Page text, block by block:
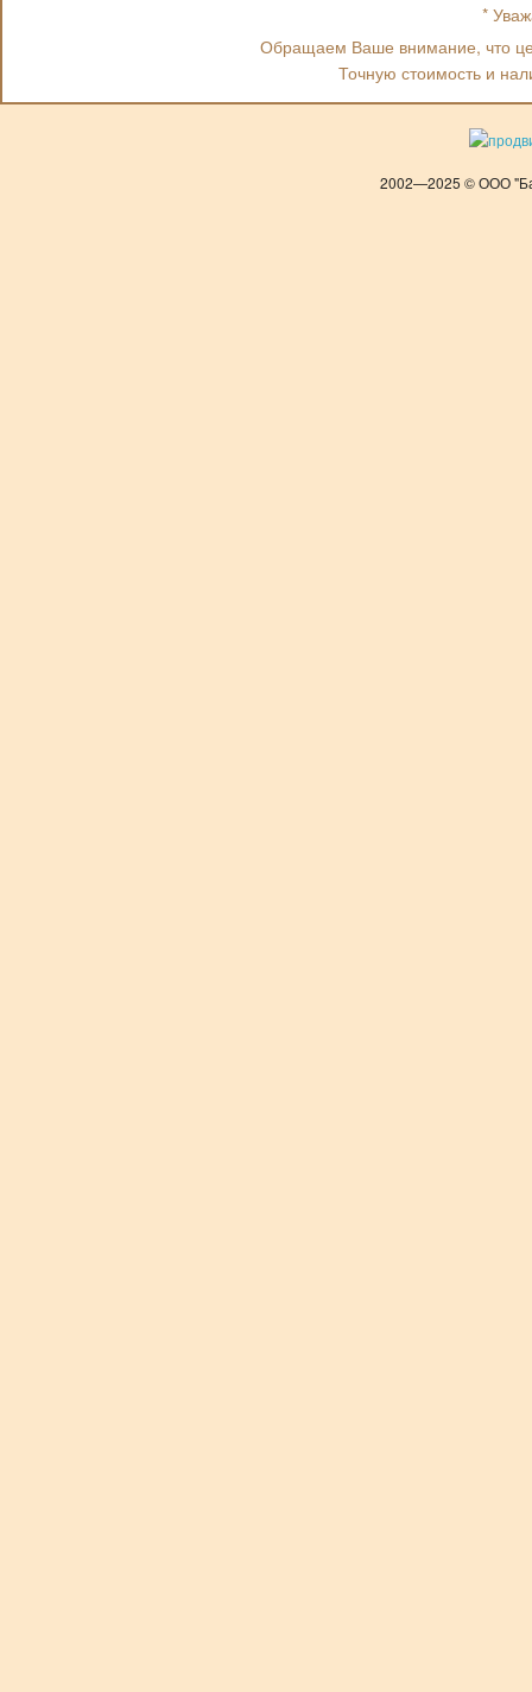
*
Обращаем Ваше внимание, что
Точную стоимость и
2002—2025 © ООО